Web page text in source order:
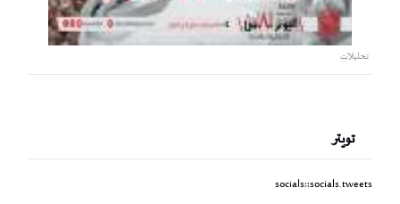
تحليلات
تويتر
socials::socials.tweets